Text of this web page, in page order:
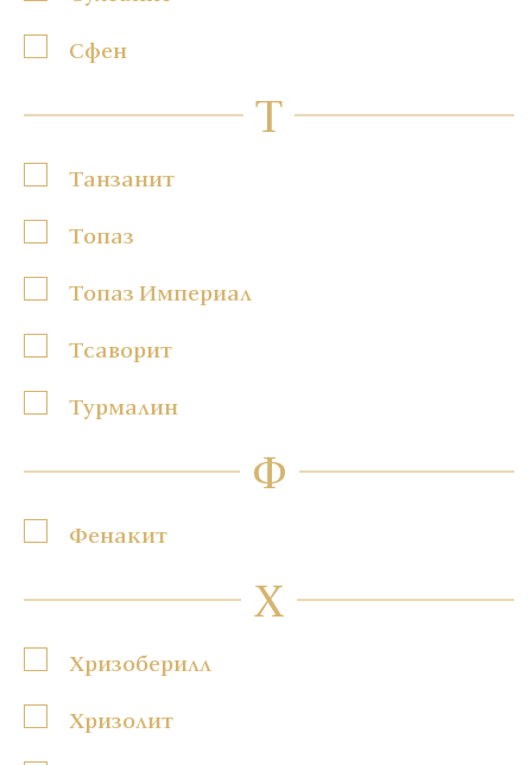
Сфен
Т
Танзанит
Топаз
Топаз Империал
Тсаворит
Турмалин
Ф
Фенакит
Х
Хризоберилл
Хризолит